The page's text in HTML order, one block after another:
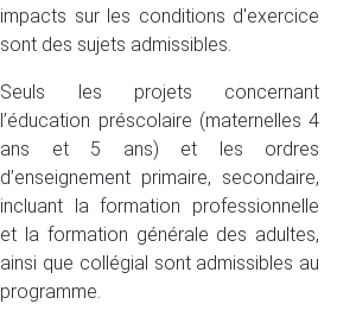
impacts sur les conditions d'exercice
sont des sujets admissibles.
Seuls les projets concernant
l’éducation préscolaire (maternelles 4
ans et 5 ans) et les ordres
d’enseignement primaire, secondaire,
incluant la formation professionnelle
et la formation générale des adultes,
ainsi que collégial sont admissibles au
programme.